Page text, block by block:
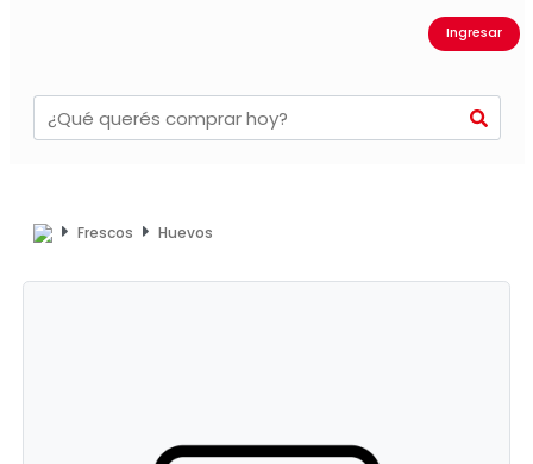
Ingresar
Frescos Huevos